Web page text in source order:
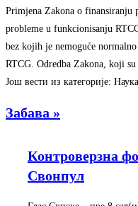
Primjena Zakona o finansiranju
probleme u funkcionisanju
bez kojih je nemoguće
RTCG. Odredba Zakona, koji
Још вести из категорије:
Забава »
Контроверзна
Свонпул